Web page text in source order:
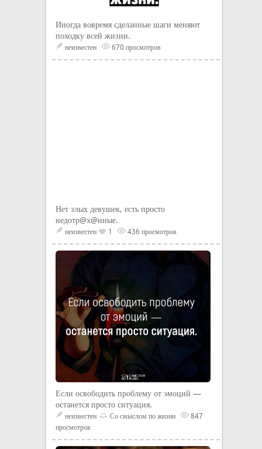
Иногда вовремя сделанные шаги меняют
походку всей жизни.
неизвестен 670 просмотров
Нет злых девушек, есть просто
недотр@х@нные.
неизвестен 1 436 просмотров
Если освободить проблему от эмоций —
останется просто ситуация.
неизвестен Со смыслом по жизни
847
просмотров